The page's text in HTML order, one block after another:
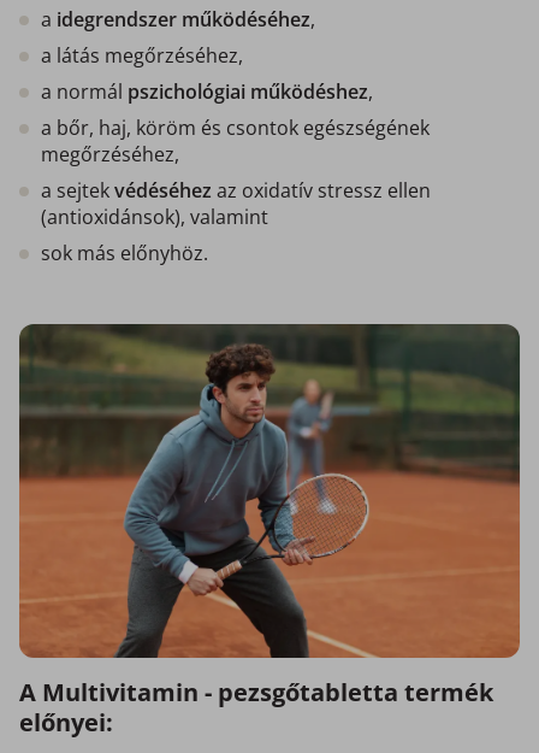
a idegrendszer működéséhez,
a látás megőrzéséhez,
a normál pszichológiai működéshez,
a bőr, haj, köröm és csontok egészségének
megőrzéséhez,
a sejtekvédéséhez az oxidatív stressz ellen
(antioxidánsok), valamint
sok más előnyhöz.
A Multivitamin - pezsgőtabletta termék
előnyei: